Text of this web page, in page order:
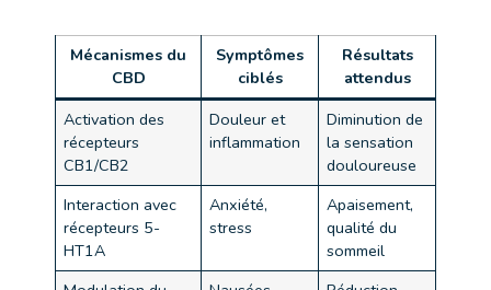
Mécanismes du
CBD
Symptômes
ciblés
Résultats
attendus
Activation des
récepteurs
CB1/CB2
Douleur et
inflammation
Diminution de
la sensation
douloureuse
Interaction avec
récepteurs 5-
HT1A
Anxiété,
stress
Apaisement,
qualité du
sommeil